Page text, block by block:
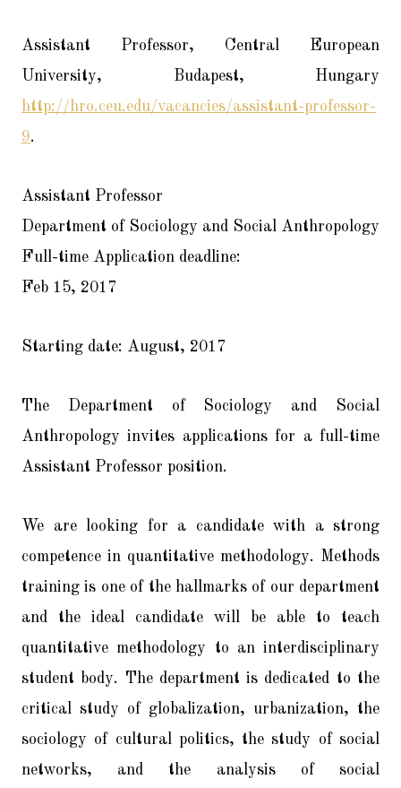
Assistant Professor, Central European
University, Budapest, Hungary
http://hro.ceu.edu/vacancies/assistant-professor-
9.
Assistant Professor
Department of Sociology and Social Anthropology
Full-time Application deadline:
Feb 15, 2017
Starting date: August, 2017
The Department of Sociology and Social
Anthropology invites applications for a full-time
Assistant Professor position.
We are looking for a candidate with a strong
competence in quantitative methodology. Methods
training is one of the hallmarks of our department
and the ideal candidate will be able to teach
quantitative methodology to an interdisciplinary
student body. The department is dedicated to the
critical study of globalization, urbanization, the
sociology of cultural politics, the study of social
networks, and the analysis of social